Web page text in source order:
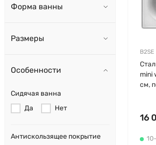
Форма ванны
Размеры
Особенности
Сидячая ванна
Да
Нет
Антискользящее покрытие
B2SE
mini
см,
16